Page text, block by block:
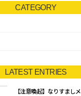
CATEGORY
LATEST ENTRIES
【注意喚起】なりすまし